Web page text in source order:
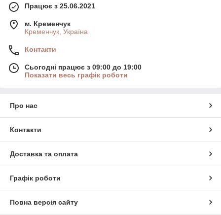
Працює з 25.06.2021
м. Кременчук
Кременчук, Україна
Контакти
Сьогодні працює з 09:00 до 19:00
Показати весь графік роботи
Про нас
Контакти
Доставка та оплата
Графік роботи
Повна версія сайту